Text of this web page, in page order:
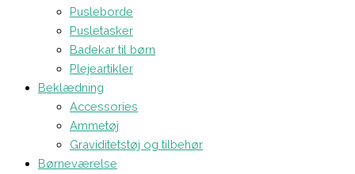
Pusleborde
Pusletasker
Badekar til børn
Plejeartikler
Beklædning
Accessories
Ammetøj
Graviditetstøj og tilbehør
Børneværelse